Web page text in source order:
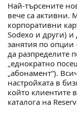
Най-търсените
вече са активни.
корпоративни
Sodexo и други) и
занятия по опции
да разпределите
„еднократно
„абонамент“).
настройката в
който клиентите
каталога на